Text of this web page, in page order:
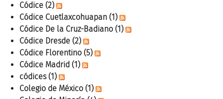
Códice (2)
Códice Cuetlaxcohuapan (1)
Códice De la Cruz-Badiano (1)
Códice Dresde (2)
Códice Florentino (5)
Códice Madrid (1)
códices (1)
Colegio de México (1)